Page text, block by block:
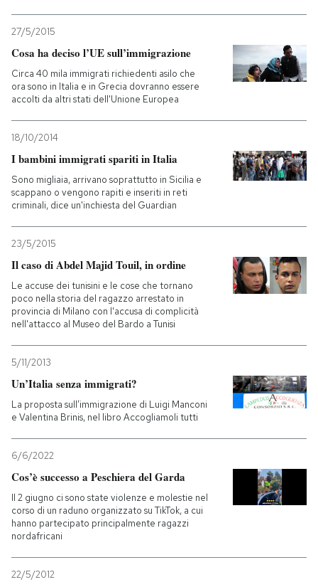
27/5/2015
Cosa ha deciso l’UE sull’immigrazione
Circa 40 mila immigrati richiedenti asilo che
ora sono in Italia e in Grecia dovranno essere
accolti da altri stati dell'Unione Europea
18/10/2014
I bambini immigrati spariti in Italia
Sono migliaia, arrivano soprattutto in Sicilia e
scappano o vengono rapiti e inseriti in reti
criminali, dice un'inchiesta del Guardian
23/5/2015
Il caso di Abdel Majid Touil, in ordine
Le accuse dei tunisini e le cose che tornano
poco nella storia del ragazzo arrestato in
provincia di Milano con l'accusa di complicità
nell'attacco al Museo del Bardo a Tunisi
5/11/2013
Un’Italia senza immigrati?
La proposta sull’immigrazione di Luigi Manconi
e Valentina Brinis, nel libro Accogliamoli tutti
6/6/2022
Cos’è successo a Peschiera del Garda
Il 2 giugno ci sono state violenze e molestie nel
corso di un raduno organizzato su TikTok, a cui
hanno partecipato principalmente ragazzi
nordafricani
22/5/2012